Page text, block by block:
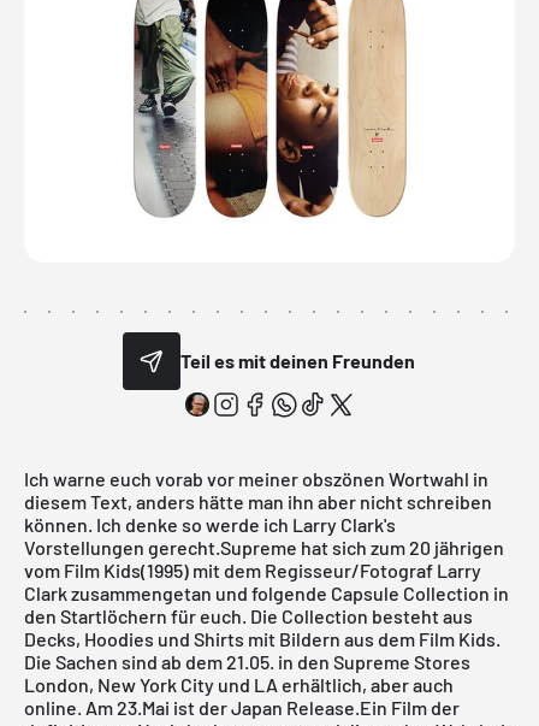
Teil es mit deinen Freunden
Ich warne euch vorab vor meiner obszönen Wortwahl in
diesem Text, anders hätte man ihn aber nicht schreiben
können. Ich denke so werde ich Larry Clark's
Vorstellungen gerecht.Supreme hat sich zum 20 jährigen
vom Film Kids(1995) mit dem Regisseur/Fotograf Larry
Clark zusammengetan und folgende Capsule Collection in
den Startlöchern für euch. Die Collection besteht aus
Decks, Hoodies und Shirts mit Bildern aus dem Film Kids.
Die Sachen sind ab dem 21.05. in den Supreme Stores
London, New York City und LA erhältlich, aber auch
online. Am 23.Mai ist der Japan Release.Ein Film der